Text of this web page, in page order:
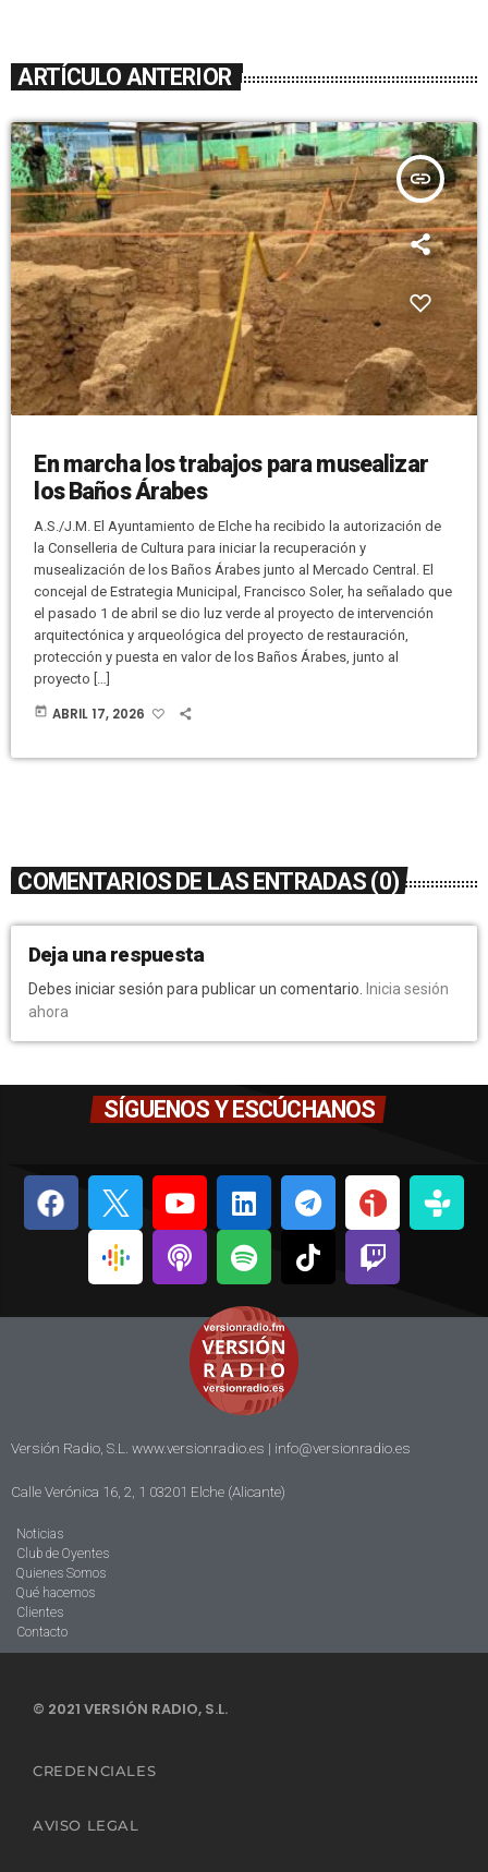
ARTÍCULO ANTERIOR
insert_link
En marcha los trabajos para musealizar
los Baños Árabes
A.S./J.M. El Ayuntamiento de Elche ha recibido la autorización de
la Conselleria de Cultura para iniciar la recuperación y
musealización de los Baños Árabes junto al Mercado Central. El
concejal de Estrategia Municipal, Francisco Soler, ha señalado que
el pasado 1 de abril se dio luz verde al proyecto de intervención
arquitectónica y arqueológica del proyecto de restauración,
protección y puesta en valor de los Baños Árabes, junto al
proyecto […]
today ABRIL 17, 2026
COMENTARIOS DE LAS ENTRADAS (0)
Deja una respuesta
Debes iniciar sesión para publicar un comentario.
Inicia sesión
ahora
SÍGUENOS Y ESCÚCHANOS
Versión Radio, S.L. www.versionradio.es | info@versionradio.es
Calle Verónica 16, 2, 1 03201 Elche (Alicante)
Noticias
Club de Oyentes
Quienes Somos
Qué hacemos
Clientes
Contacto
© 2021 VERSIÓN RADIO, S.L.
CREDENCIALES
AVISO LEGAL